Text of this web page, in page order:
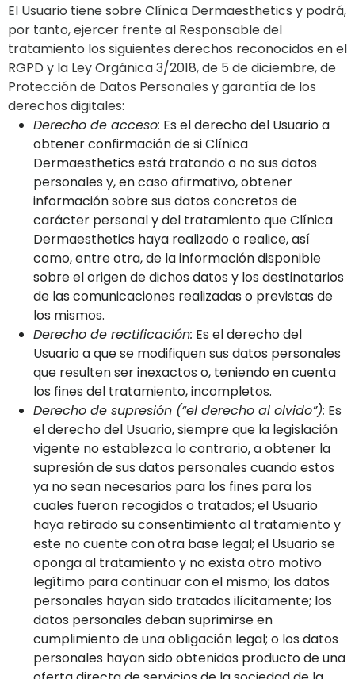
El Usuario tiene sobre Clínica Dermaesthetics y podrá,
por tanto, ejercer frente al Responsable del
tratamiento los siguientes derechos reconocidos en el
RGPD y la Ley Orgánica 3/2018, de 5 de diciembre, de
Protección de Datos Personales y garantía de los
derechos digitales:
Derecho de acceso: Es el derecho del Usuario a
obtener confirmación de si Clínica
Dermaesthetics está tratando o no sus datos
personales y, en caso afirmativo, obtener
información sobre sus datos concretos de
carácter personal y del tratamiento que Clínica
Dermaesthetics haya realizado o realice, así
como, entre otra, de la información disponible
sobre el origen de dichos datos y los destinatarios
de las comunicaciones realizadas o previstas de
los mismos.
Derecho de rectificación: Es el derecho del
Usuario a que se modifiquen sus datos personales
que resulten ser inexactos o, teniendo en cuenta
los fines del tratamiento, incompletos.
Derecho de supresión (“el derecho al olvido”): Es
el derecho del Usuario, siempre que la legislación
vigente no establezca lo contrario, a obtener la
supresión de sus datos personales cuando estos
ya no sean necesarios para los fines para los
cuales fueron recogidos o tratados; el Usuario
haya retirado su consentimiento al tratamiento y
este no cuente con otra base legal; el Usuario se
oponga al tratamiento y no exista otro motivo
legítimo para continuar con el mismo; los datos
personales hayan sido tratados ilícitamente; los
datos personales deban suprimirse en
cumplimiento de una obligación legal; o los datos
personales hayan sido obtenidos producto de una